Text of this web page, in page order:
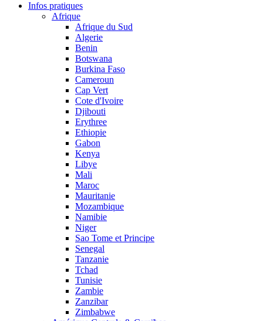
Infos pratiques
Afrique
Afrique du Sud
Algerie
Benin
Botswana
Burkina Faso
Cameroun
Cap Vert
Cote d'Ivoire
Djibouti
Erythree
Ethiopie
Gabon
Kenya
Libye
Mali
Maroc
Mauritanie
Mozambique
Namibie
Niger
Sao Tome et Principe
Senegal
Tanzanie
Tchad
Tunisie
Zambie
Zanzibar
Zimbabwe